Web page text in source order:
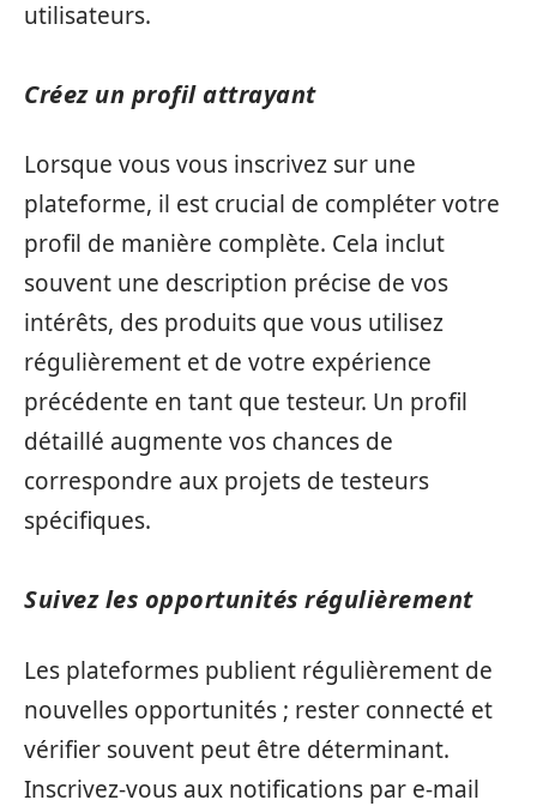
utilisateurs.
Créez un profil attrayant
Lorsque vous vous inscrivez sur une
plateforme, il est crucial de compléter votre
profil de manière complète. Cela inclut
souvent une description précise de vos
intérêts, des produits que vous utilisez
régulièrement et de votre expérience
précédente en tant que testeur. Un profil
détaillé augmente vos chances de
correspondre aux projets de testeurs
spécifiques.
Suivez les opportunités régulièrement
Les plateformes publient régulièrement de
nouvelles opportunités ; rester connecté et
vérifier souvent peut être déterminant.
Inscrivez-vous aux notifications par e-mail